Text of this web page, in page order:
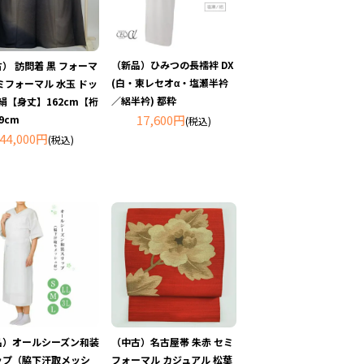
訪問着 黒 フォーマ
フォーマル 水玉 ドッ
【身丈】162cm【裄
円(税込)
（新品）ひみつの長襦袢 DX
(白・東レセオα・塩瀬半衿
／絽半衿) 都粋
17,600円(税込)
オールシーズン和装
（脇下汗取メッシ
（中古）名古屋帯 朱赤 セミ
フォーマル カジュアル 松葉